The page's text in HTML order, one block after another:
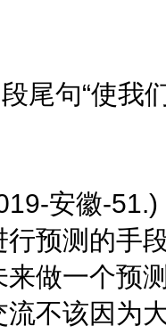
句“使我们
安徽-51.)
预测的手
来做一个预
流不该因为